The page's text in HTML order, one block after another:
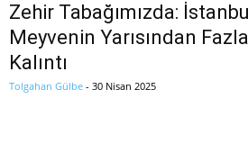
Zehir Tabağımızda:
Meyvenin Yarısından
Kalıntı
Tolgahan Gülbe - 30 Nisan 2025